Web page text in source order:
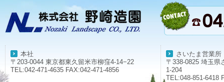
本社
〒203-0044 東京都東久留米市柳窪4-14−22
TEL:042-471-4635 FAX:042-471-4856
さいたま営業所
〒338-0825 埼玉県
1-204
TEL:048-851-6418